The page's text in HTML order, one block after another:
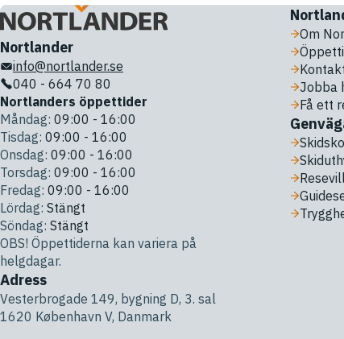
Nortlander
info@nortlander.se
040 - 664 70 80
Nortlanders öppettider
Måndag: 09:00 - 16:00
Tisdag: 09:00 - 16:00
Onsdag: 09:00 - 16:00
Torsdag: 09:00 - 16:00
Fredag: 09:00 - 16:00
Lördag: Stängt
Söndag: Stängt
OBS! Öppettiderna kan variera på
helgdagar.
Adress
Vesterbrogade 149, bygning D, 3. sal
1620 København V, Danmark
Om
Jobba
Få ett